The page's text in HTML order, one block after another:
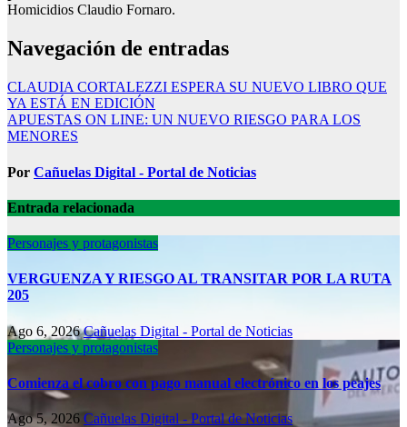
Homicidios Claudio Fornaro.
Navegación de entradas
CLAUDIA CORTALEZZI ESPERA SU NUEVO LIBRO QUE
YA ESTÁ EN EDICIÓN
APUESTAS ON LINE: UN NUEVO RIESGO PARA LOS
MENORES
Por Cañuelas Digital - Portal de Noticias
Entrada relacionada
Personajes y protagonistas
VERGUENZA Y RIESGO AL TRANSITAR POR LA RUTA
205
Ago 6, 2026Cañuelas Digital - Portal de Noticias
Personajes y protagonistas
Comienza el cobro con pago manual electrónico en los peajes
Ago 5, 2026 Cañuelas Digital - Portal de Noticias